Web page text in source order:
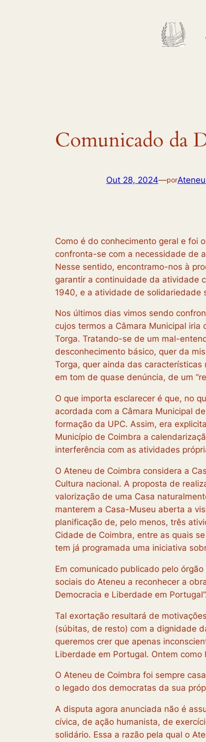
Comunicado da
Out 28, 2024—por
Como é do conhecimento geral e foi
confronta-se com a necessidade de
Nesse sentido, encontramo-nos à
garantir a continuidade da atividade
1940, e a atividade de solidariedade
Nos últimos dias vimos sendo
cujos termos a Câmara Municipal
Torga. Tratando-se de um mal-
desconhecimento básico, quer da
Torga, quer ainda das
em tom de quase denúncia, de um
O que importa esclarecer é que, no
acordada com a Câmara Municipal
formação da UPC. Assim, era
Município de Coimbra a
interferência com as atividades
O Ateneu de Coimbra considera a
Cultura nacional. A proposta de
valorização de uma Casa
manterem a Casa-Museu aberta a
planificação de, pelo menos, três
Cidade de Coimbra, entre as quais
tem já programada uma iniciativa
Em comunicado publicado pelo
sociais do Ateneu a reconhecer a
Democracia e Liberdade em
Tal exortação resultará de
(súbitas, de resto) com a dignidade
queremos crer que apenas
Liberdade em Portugal. Ontem como
O Ateneu de Coimbra foi sempre
o legado dos democratas da sua
A disputa agora anunciada não é
cívica, de ação humanista, de
solidário. Essa a razão pela qual o